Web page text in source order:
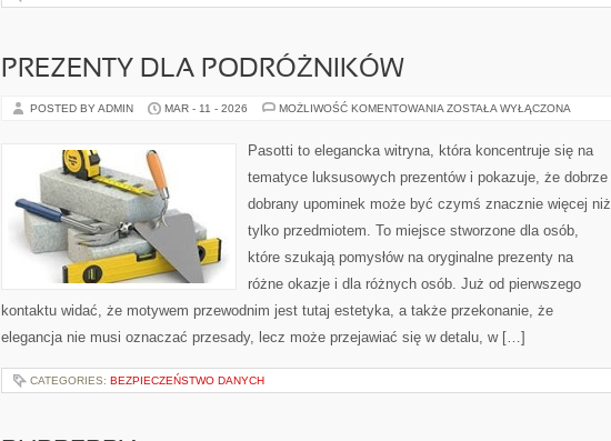
PREZENTY DLA PODRÓŻNIKÓW
POSTED BY ADMIN MAR - 11 - 2026 MOŻLIWOŚĆ KOMENTOWANIA PREZENTY
ZOSTAŁA WYŁĄCZONA
Pasotti to elegancka witryna, która koncentruje się na
tematyce luksusowych prezentów i pokazuje, że dobrze
dobrany upominek może być czymś znacznie więcej niż
tylko przedmiotem. To miejsce stworzone dla osób,
które szukają pomysłów na oryginalne prezenty na
różne okazje i dla różnych osób. Już od pierwszego
kontaktu widać, że motywem przewodnim jest tutaj estetyka, a także przekonanie, że
elegancja nie musi oznaczać przesady, lecz może przejawiać się w detalu, w […]
CATEGORIES: BEZPIECZEŃSTWO DANYCH